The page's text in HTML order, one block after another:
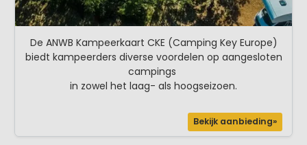
De ANWB Kampeerkaart CKE (Camping Key Europe)
biedt kampeerders diverse voordelen op aangesloten
campings
in zowel het laag- als hoogseizoen.
Bekijk aanbieding»